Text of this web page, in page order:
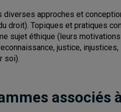
diverses approches et
droit). Topiques et pratiques
sujet éthique (leurs
justice,
soi).
associés